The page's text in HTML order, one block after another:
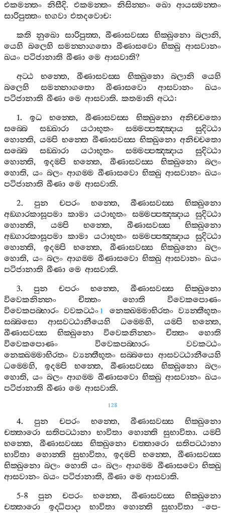
එකමන‍්තං නිසීදි. එකමන‍්තං නිසින‍්නං ඛො ආයස‍්මන‍්තං
සාරිපුත‍්තං භගවා එතදවොච:
කති නුඛො සාරිපුත‍්ත,ඛීණාසවස‍්ස භික‍්ඛුනො බලානි,
යෙහි බලෙහි සමන‍්නාගතො ඛීණාසවො භික‍්ඛු ආසවානං
ඛයං පටිජානාති ඛීණා මෙ ආසවාති?
අට‍්ඨ
භන‍්තෙ, ඛීණාසවස‍්ස භික‍්ඛුනො බලානි
යෙහි
බලෙහි
සමන‍්නාගතො ඛීණාසවො ආසවානං
ඛයං
පටිජානාති ඛීණා මෙ ආසවාති. කතමානි අට‍්ඨ:
1. ඉධ භන‍්තෙ,ඛීණාසවස‍්ස භික‍්ඛුනො
අනිච‍්චතො
සබ‍්බෙ
සඞ‍්ඛාරා යථාභූතං සම‍්මප‍්පඤ‍්ඤාය
සුදිට‍්ඨා
හොන‍්ති, යම‍්පි භන‍්තෙ ඛීණාසවස‍්ස භික‍්ඛුනො අනිච‍්චතො
සබ‍්බෙ
සඞ‍්ඛාරා යථාභූතං සම‍්මප‍්පඤ‍්ඤාය
සුදිට‍්ඨා
හොන‍්ති, ඉදම‍්පි භන‍්තෙ, ඛීණාසවස‍්ස භික‍්ඛුනො
බලං
හොති, යං බලං ආගම‍්ම ඛීණාසවො භික‍්ඛු ආසවානං ඛයං
පටිජානාති ඛීණා මෙ ආසවාති.
2. පුන චපරං භන‍්තෙ, ඛීණාසවස‍්ස
භික‍්ඛුනො
අඞ‍්ගාරකාසූපමා කාමා යථාභූතං සම‍්මප‍්පඤ‍්ඤාය
සුදිට‍්ඨා
හොන‍්ති, යම‍්පි භන‍්තෙ, ඛීණාසවස‍්ස
භික‍්ඛුනො
අඞ‍්ගාරකාසූපමා කාමා යථාභූතං සම‍්මප‍්පඤ‍්ඤාය
සුදිට‍්ඨා
හොන‍්ති, ඉදම‍්පි භන‍්තෙ, ඛීණාසවස‍්ස භික‍්ඛුනො
බලං
හොති, යං බලං ආගම‍්ම ඛීණාසවො භික‍්ඛු ආසවානං ඛයං
පටිජානාති ඛීණා මෙ ආසවාති.
3. පුන චපරං භන‍්තෙ, ඛීණාසවස‍්ස
භික‍්ඛුනො
විවෙකනින‍්නං
චිත‍්තං හොති
විවෙකපොණං
විවෙකපබ‍්භාරං වවකට‍්ඨං 1 නෙක‍්ඛම‍්මාභිරතං ව්‍යන‍්තීභූතං
සබ‍්බසො
ආසවට‍්ඨානීයෙහි ධම‍්මෙහි, යම‍්පි භන‍්තෙ,
ඛීණාසවස‍්ස
භික‍්ඛුනො විවෙකනින‍්නං චිත‍්තං
හොති
විවෙකපොණං
විවෙකපබ‍්භාරං
වවකට‍්ඨං
නෙක‍්ඛම‍්මාභිරතං ව්‍යන‍්තීභූතං සබ‍්බසො ආසවට‍්ඨානීයෙහි
ධම‍්මෙහි, ඉදම‍්පි භන‍්තෙ, ඛීණාසවස‍්ස භික‍්ඛුනො
බලං
හොති, යං බලං ආගම‍්ම ඛීණාසවො භික‍්ඛු ආසවානං ඛයං
පටිජානාති ඛීණා මෙ ආසවාති.
128
4. පුන චපරං භන‍්තෙ, ඛීණාසවස‍්ස
භික‍්ඛුනො
චත‍්තාරො සතිපට‍්ඨානා භාවිතා හොන‍්ති සුභාවිතා.යම‍්පි
භන‍්තෙ, ඛීණාසවස‍්ස භික‍්ඛුනො චත‍්තාරො
සතිපට‍්ඨානා
භාවිතා
හොන‍්ති සුභාවිතා,ඉදම‍්පි භන‍්තෙ,ඛීණාසවස‍්ස
භික‍්ඛුනො බලං හොති යං බලං ආගම‍්ම ඛීණාසවො භික‍්ඛු
ආසවානං ඛයං පටිජානාති, ඛීණා මෙ ආසවාති.
5-8 පුන චපරං භන‍්තෙ, ඛීණාසවස‍්ස
භික‍්ඛුනො
චත‍්තාරො
ඉද‍්ධිපාදා භාවිතා හොන‍්ති සුභාවිතා -පෙ-